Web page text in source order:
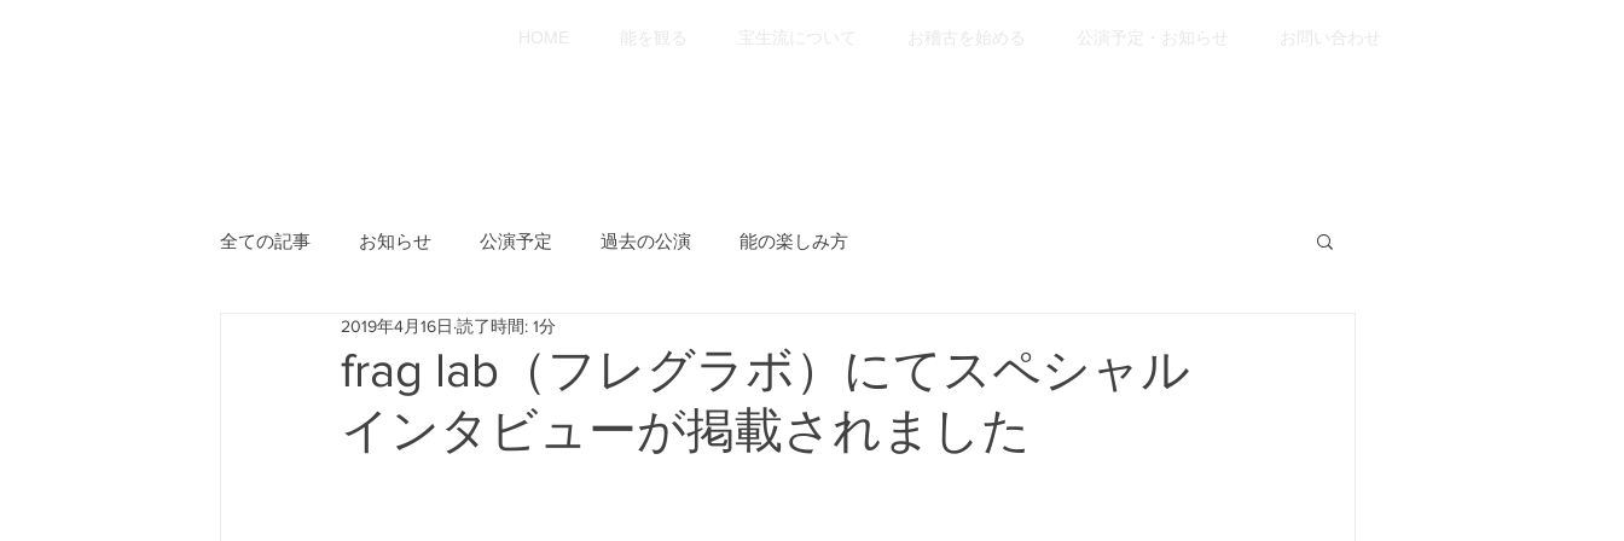
HOME 能を観る 宝生流について お稽古を始める 公演予定・お知らせ お問い合わせ
全ての記事 お知らせ 公演予定 過去の公演 能の楽しみ方
frag lab（フレグラボ）にてスペシャル
インタビューが掲載されました
2019年4月16日 読了時間: 1分